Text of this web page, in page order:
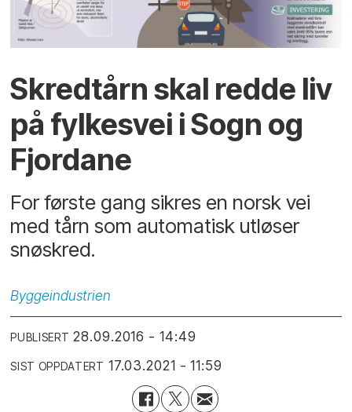
Skredtårn skal redde liv
på fylkesvei i Sogn og
Fjordane
For første gang sikres en norsk vei
med tårn som automatisk utløser
snøskred.
Byggeindustrien
PUBLISERT 28.09.2016 - 14:49
SIST OPPDATERT 17.03.2021 - 11:59